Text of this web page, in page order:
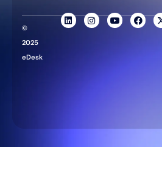
©
2025
eDesk